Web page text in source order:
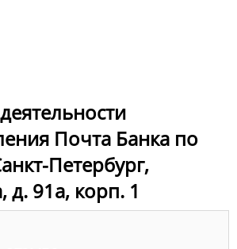
Почта Банка по
Петербург,
д. 91а, корп. 1